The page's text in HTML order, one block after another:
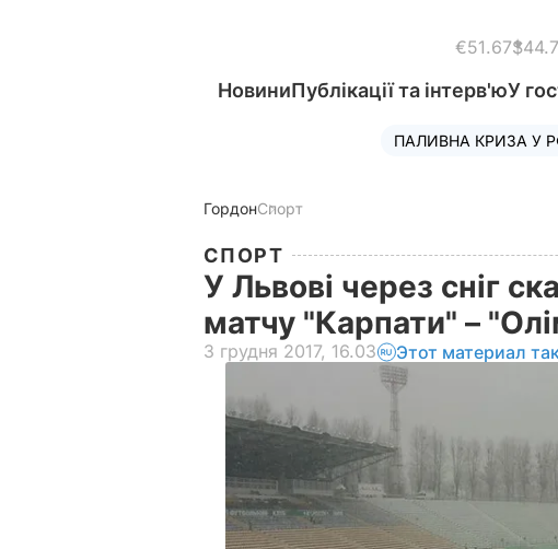
€51.67
НовиниПублікації та інтерв'юУ
ПАЛИВНА КРИЗА У
ГордонСпорт
СПОРТ
У Львові через сніг
матчу "Карпати" –
3 грудня 2017, 16.03 Этот материал